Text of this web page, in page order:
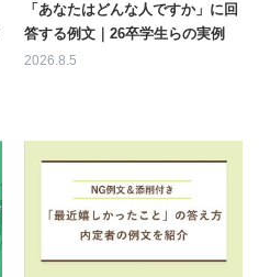
「あなたはどんな人ですか」に回
答する例文｜26卒学生らの実例
2026.8.5